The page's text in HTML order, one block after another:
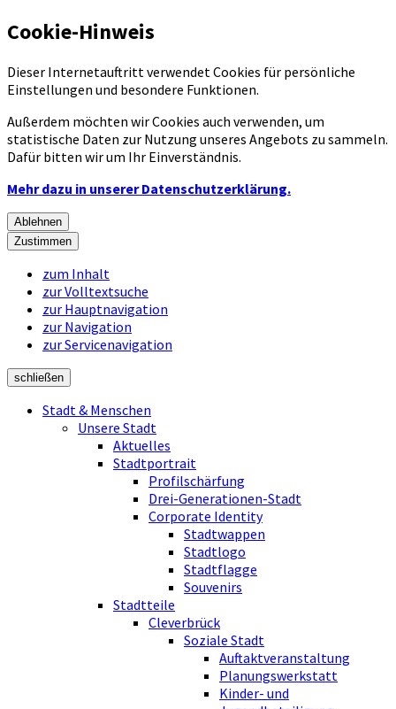
Cookie-Hinweis
Dieser Internetauftritt verwendet Cookies für persönliche
Einstellungen und besondere Funktionen.
Außerdem möchten wir Cookies auch verwenden, um
statistische Daten zur Nutzung unseres Angebots zu sammeln.
Dafür bitten wir um Ihr Einverständnis.
Mehr dazu in unserer Datenschutzerklärung.
Ablehnen
Zustimmen
zum Inhalt
zur Volltextsuche
zur Hauptnavigation
zur Navigation
zur Servicenavigation
schließen
Stadt & Menschen
Unsere Stadt
Aktuelles
Stadtportrait
Profilschärfung
Drei-Generationen-Stadt
Corporate Identity
Stadtwappen
Stadtlogo
Stadtflagge
Souvenirs
Stadtteile
Cleverbrück
Soziale Stadt
Auftaktveranstaltung
Planungswerkstatt
Kinder- und